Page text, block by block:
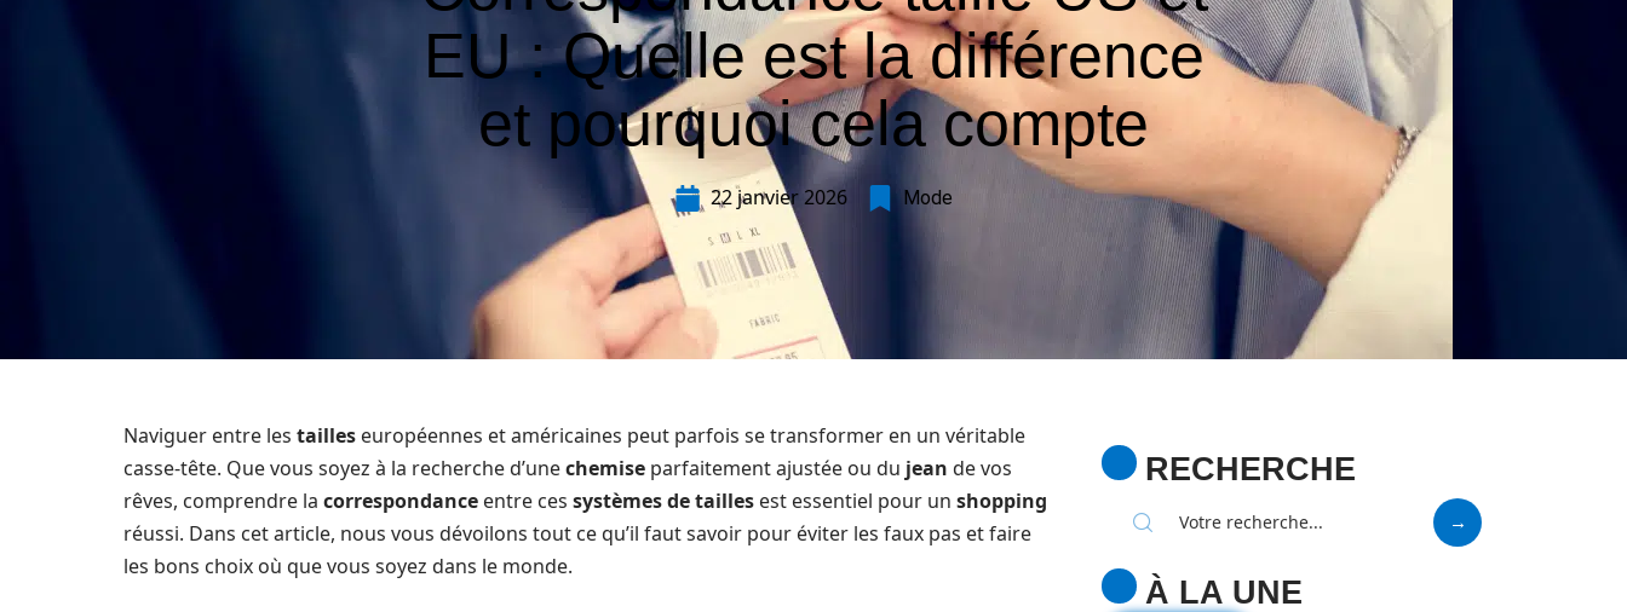
EU : Quelle est la différence
et pourquoi cela compte
22 janvier 2026 Mode
Naviguer entre les tailles européennes et américaines peut parfois se transformer en un véritable
casse-tête. Que vous soyez à la recherche d’unechemise parfaitement ajustée ou du jean de vos
rêves, comprendre la correspondance entre ces systèmes de tailles est essentiel pour un shopping
réussi. Dans cet article, nous vous dévoilons tout ce qu’il faut savoir pour éviter les faux pas et faire
les bons choix où que vous soyez dans le monde.
RECHERCHE
À LA UNE